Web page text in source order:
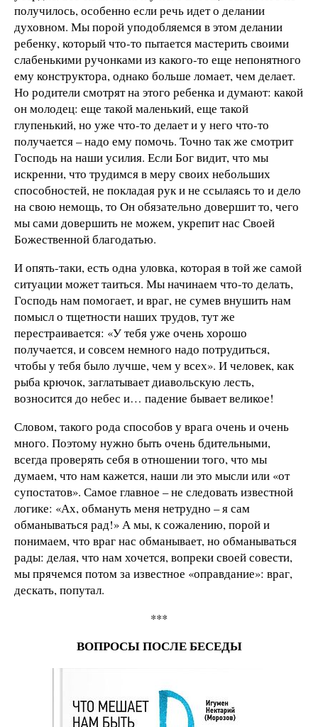
получилось, особенно если речь идет о делании
духовном. Мы порой уподобляемся в этом делании
ребенку, который что-то пытается мастерить своими
слабенькими ручонками из какого-то еще непонятного
ему конструктора, однако больше ломает, чем делает.
Но родители смотрят на этого ребенка и думают: какой
он молодец: еще такой маленький, еще такой
глупенький, но уже что-то делает и у него что-то
получается – надо ему помочь. Точно так же смотрит
Господь на наши усилия. Если Бог видит, что мы
искренни, что трудимся в меру своих небольших
способностей, не покладая рук и не ссылаясь то и дело
на свою немощь, то Он обязательно довершит то, чего
мы сами довершить не можем, укрепит нас Своей
Божественной благодатью.
И опять-таки, есть одна уловка, которая в той же самой
ситуации может таиться. Мы начинаем что-то делать,
Господь нам помогает, и враг, не сумев внушить нам
помысл о тщетности наших трудов, тут же
перестраивается: «У тебя уже очень хорошо
получается, и совсем немного надо потрудиться,
чтобы у тебя было лучше, чем у всех». И человек, как
рыба крючок, заглатывает диавольскую лесть,
возносится до небес и… падение бывает великое!
Словом, такого рода способов у врага очень и очень
много. Поэтому нужно быть очень бдительными,
всегда проверять себя в отношении того, что мы
думаем, что нам кажется, наши ли это мысли или «от
супостатов». Самое главное – не следовать известной
логике: «Ах, обмануть меня нетрудно – я сам
обманываться рад!» А мы, к сожалению, порой и
понимаем, что враг нас обманывает, но обманываться
рады: делая, что нам хочется, вопреки своей совести,
мы прячемся потом за известное «оправдание»: враг,
дескать, попутал.
***
ВОПРОСЫ ПОСЛЕ БЕСЕДЫ